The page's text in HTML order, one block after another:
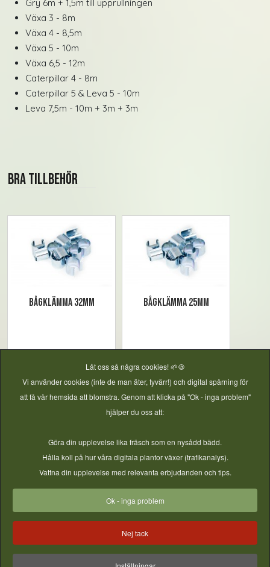
Gry 6m + 1,5m till upprullningen
Växa 3 - 8m
Växa 4 - 8,5m
Växa 5 - 10m
Växa 6,5 - 12m
Caterpillar 4 - 8m
Caterpillar 5 & Leva 5 - 10m
Leva 7,5m - 10m + 3m + 3m
Bra tillbehör
Bågklämma 32mm Bågklämma 25mm
Anti hotspot tejp 20m Bågklämma 40mm
Låt oss så några cookies! 🌱🍪
Vi använder cookies (inte de man äter, tyvärr!) och digital spårning för
att få vår hemsida att blomstra. Genom att klicka på "Ok - inga problem"
hjälper du oss att:
Göra din upplevelse lika fräsch som en nysådd bädd.
Hålla koll på hur våra digitala plantor växer (trafikanalys).
Vattna din upplevelse med relevanta erbjudanden och tips.
Ok - inga problem
Nej tack